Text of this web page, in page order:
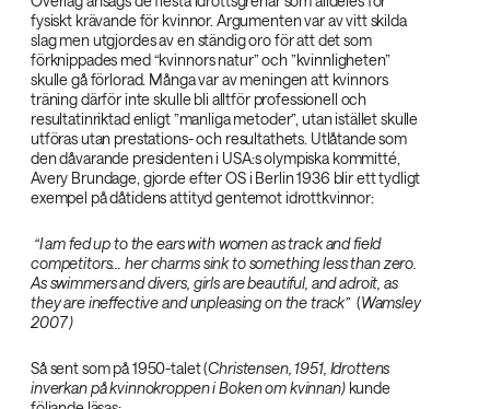
fysiskt krävande för kvinnor. Argumenten var av vitt skilda
slag men utgjordes av en ständig oro för att det som
förknippades med “kvinnors natur” och ”kvinnligheten”
skulle gå förlorad. Många var av meningen att kvinnors
träning därför inte skulle bli alltför professionell och
resultatinriktad enligt ”manliga metoder”, utan istället skulle
utföras utan prestations- och resultathets. Utlåtande som
den dåvarande presidenten i USA:s olympiska kommitté,
Avery Brundage, gjorde efter OS i Berlin 1936 blir ett tydligt
exempel på dåtidens attityd gentemot idrottkvinnor:
“I am fed up to the ears with women as track and field
competitors… her charms sink to something less than zero.
As swimmers and divers, girls are beautiful, and adroit, as
they are ineffective and unpleasing on the track” ‌ (Wamsley
2007‌ )‌
Så sent som på 1950-talet (Christensen, 1951, Idrottens
inverkan på kvinnokroppen i Boken om kvinnan)‌kunde